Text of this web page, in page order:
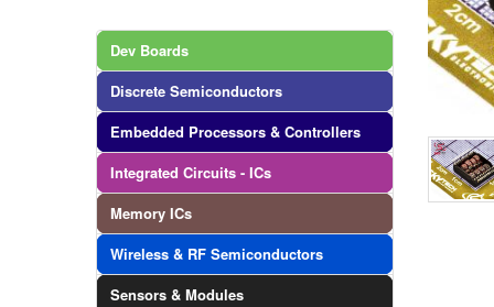
Dev Boards
Discrete Semiconductors
Embedded Processors & Controllers
Integrated Circuits - ICs
Memory ICs
Wireless & RF Semiconductors
Sensors & Modules